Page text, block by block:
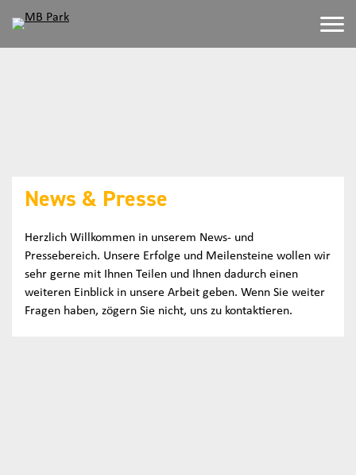
News & Presse
Herzlich Willkommen in unserem News- und
Pressebereich. Unsere Erfolge und Meilensteine wollen wir
sehr gerne mit Ihnen Teilen und Ihnen dadurch einen
weiteren Einblick in unsere Arbeit geben. Wenn Sie weiter
Fragen haben, zögern Sie nicht, uns zu kontaktieren.